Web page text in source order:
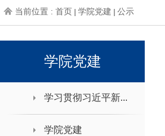
学院院刊
办事指南
当前位置 : 首页 学院党建 公示
学院党建
学习贯彻习近平新...
学院党建